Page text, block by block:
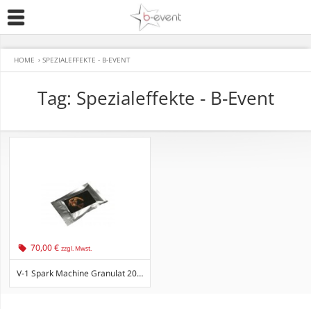
Tag: Spezialeffekte - B-Event
HOME › SPEZIALEFFEKTE - B-EVENT
V-1 Spark Machine Granulat 200g
70,00 €zzgl. Mwst.